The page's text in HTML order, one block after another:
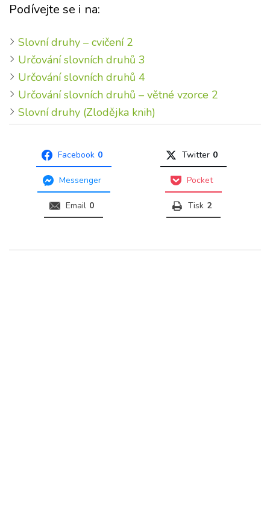
Podívejte se i na:
Slovní druhy – cvičení 2
Určování slovních druhů 3
Určování slovních druhů 4
Určování slovních druhů – větné vzorce 2
Slovní druhy (Zlodějka knih)
Facebook 0 Twitter 0
Messenger Pocket
Email 0 Tisk 2